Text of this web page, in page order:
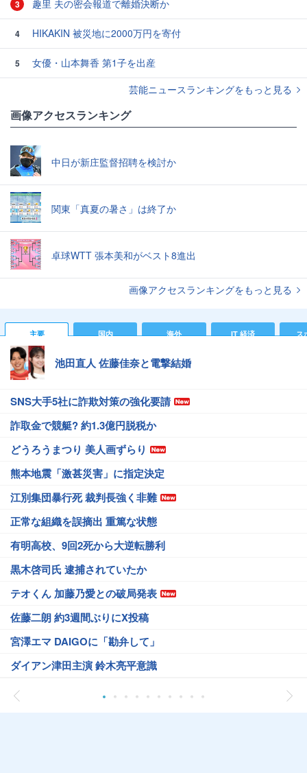
3 趣里 夫の密会報道で離婚決断か
4 HIKAKIN 被災地に2000万円を寄付
5
女優・山本舞香 第1子を出産
芸能ニュースランキングをもっと見る
画像アクセスランキング
中日が新庄監督招聘を検討か
関東「真夏の暑さ」は終了か
卓球WTT 張本美和がベスト8進出
画像アクセスランキングをもっと見る
主要 国内 海外 IT 経済 ス
池田直人 佐藤佳奈と電撃結婚
SNS大手5社に詐欺対策の強化要請
詐取金で競艇? 約1.3億円脱税か
どうろうまつり 美人画ずらり
熊本地震「激甚災害」に指定決定
江別集団暴行死 裁判長強く非難
正常な組織を誤摘出 重篤な状態
有明高校、9回2死から大逆転勝利
黒木啓司氏 逮捕されていたか
テオくん 加藤乃愛との破局発表
佐藤二朗 約3週間ぶりにX投稿
宮澤エマ DAIGOに「勘弁して」
ダイアン津田主演 鈴木亮平意識